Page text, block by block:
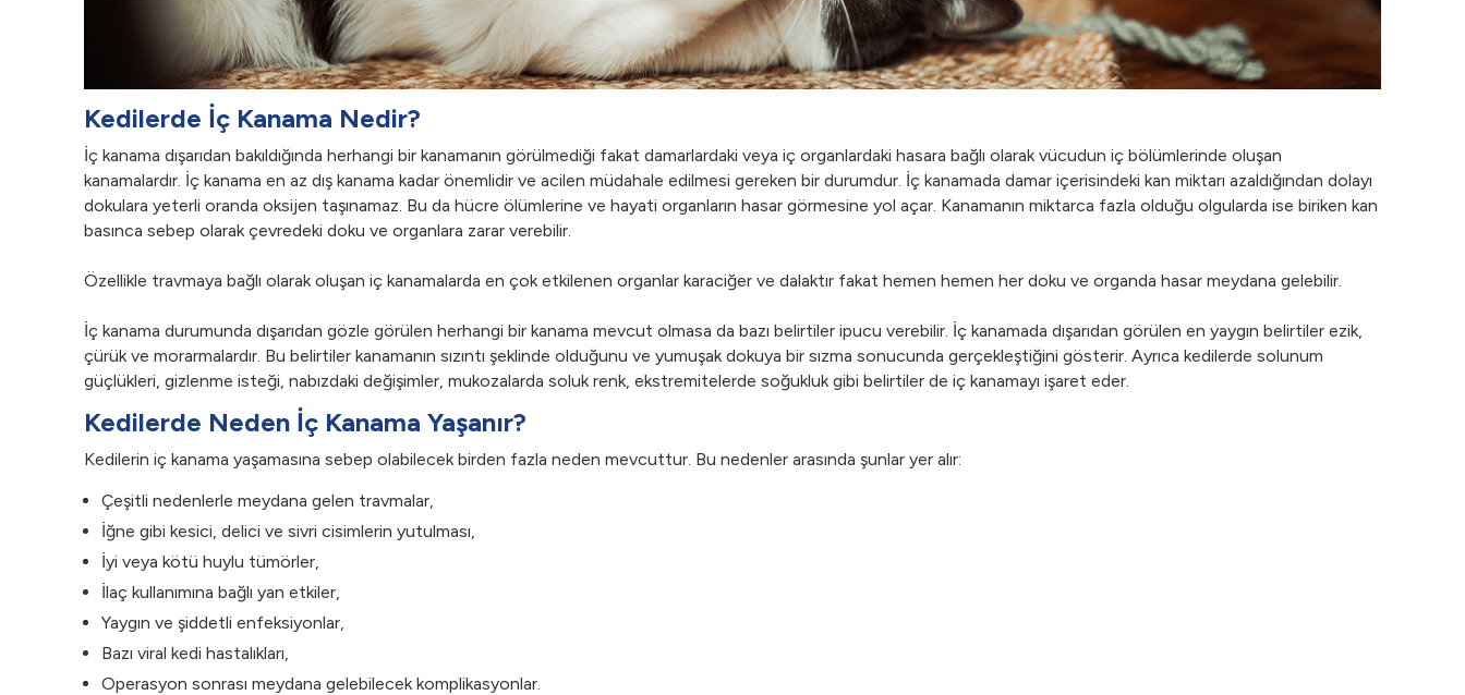
Kedilerde İç Kanama Nedir?
İç kanama dışarıdan bakıldığında herhangi bir kanamanın görülmediği fakat damarlardaki veya iç organlardaki hasara bağlı olarak vücudun iç bölümlerinde oluşan
kanamalardır. İç kanama en az dış kanama kadar önemlidir ve acilen müdahale edilmesi gereken bir durumdur. İç kanamada damar içerisindeki kan miktarı azaldığından dolayı
dokulara yeterli oranda oksijen taşınamaz. Bu da hücre ölümlerine ve hayati organların hasar görmesine yol açar. Kanamanın miktarca fazla olduğu olgularda ise biriken kan
basınca sebep olarak çevredeki doku ve organlara zarar verebilir.
Özellikle travmaya bağlı olarak oluşan iç kanamalarda en çok etkilenen organlar karaciğer ve dalaktır fakat hemen hemen her doku ve organda hasar meydana gelebilir.
İç kanama durumunda dışarıdan gözle görülen herhangi bir kanama mevcut olmasa da bazı belirtiler ipucu verebilir. İç kanamada dışarıdan görülen en yaygın belirtiler ezik,
çürük ve morarmalardır. Bu belirtiler kanamanın sızıntı şeklinde olduğunu ve yumuşak dokuya bir sızma sonucunda gerçekleştiğini gösterir. Ayrıca kedilerde solunum
güçlükleri, gizlenme isteği, nabızdaki değişimler, mukozalarda soluk renk, ekstremitelerde soğukluk gibi belirtiler de iç kanamayı işaret eder.
Kedilerde Neden İç Kanama Yaşanır?
Kedilerin iç kanama yaşamasına sebep olabilecek birden fazla neden mevcuttur. Bu nedenler arasında şunlar yer alır:
Çeşitli nedenlerle meydana gelen travmalar,
İğne gibi kesici, delici ve sivri cisimlerin yutulması,
İyi veya kötü huylu tümörler,
İlaç kullanımına bağlı yan etkiler,
Yaygın ve şiddetli enfeksiyonlar,
Bazı viral kedi hastalıkları,
Operasyon sonrası meydana gelebilecek komplikasyonlar.